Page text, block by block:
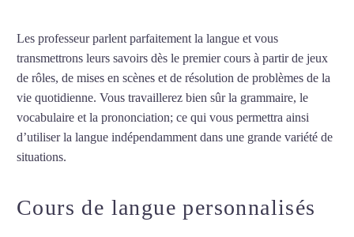
Les professeur parlent parfaitement la langue et vous
transmettrons leurs savoirs dès le premier cours à partir de jeux
de rôles, de mises en scènes et de résolution de problèmes de la
vie quotidienne. Vous travaillerez bien sûr la grammaire, le
vocabulaire et la prononciation; ce qui vous permettra ainsi
d’utiliser la langue indépendamment dans une grande variété de
situations.
Cours de langue personnalisés